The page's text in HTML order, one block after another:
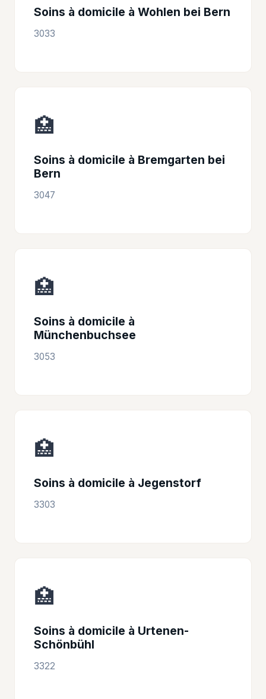
Soins à domicile à Wohlen bei Bern
3033
🏥
Soins à domicile à Bremgarten bei
Bern
3047
🏥
Soins à domicile à
Münchenbuchsee
3053
🏥
Soins à domicile à Jegenstorf
3303
🏥
Soins à domicile à Urtenen-
Schönbühl
3322